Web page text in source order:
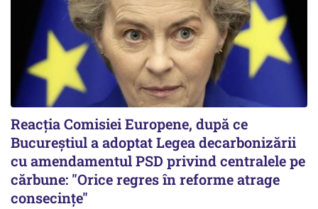
Reacția Comisiei Europene, după ce
Bucureștiul a adoptat Legea decarbonizării
cu amendamentul PSD privind centralele pe
cărbune: "Orice regres în reforme atrage
consecințe"